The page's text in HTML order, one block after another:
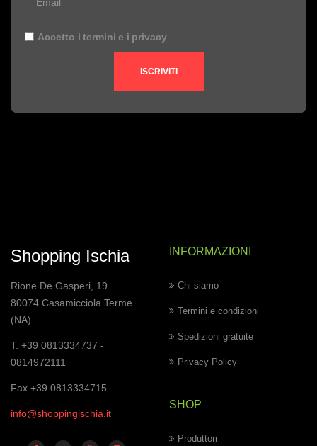
Accetto i termini e i privacy
ISCRIVITI
Shopping Ischia
Rione De Gasperi, 19
80074 Casamicciola Terme
(NA)
T. +39 0813334737 -
0814972111
Fax +39 0813334715
info@shoppingischia.it
INFORMAZIONI
Chi siamo
Termini e condizioni
Spedizioni gratuite
Privacy Policy
SHOP
Produttori